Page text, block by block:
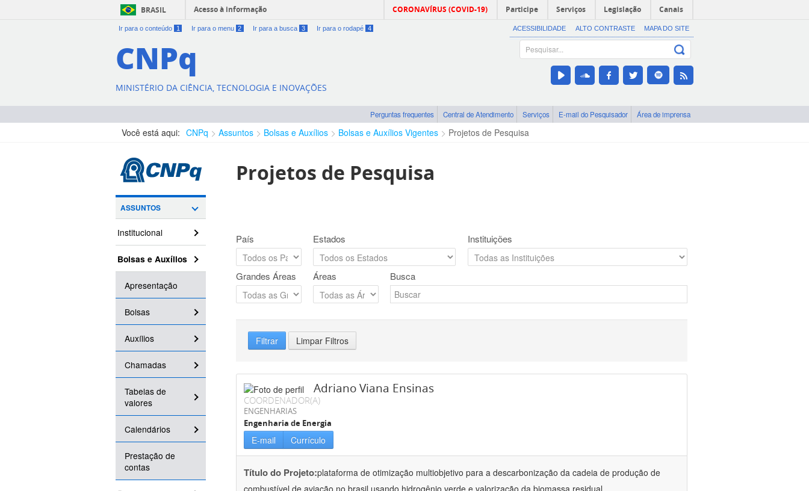
BRASIL Acesso à informação CORONAVÍRUS (COVID-19) Participe Serviços Legislação Canais
Ir para o conteúdo 1 Ir para o menu 2 Ir para a busca 3 Ir para o rodapé 4 ACESSIBILIDADE ALTO CONTRASTE MAPA DO SITE
CNPq
MINISTÉRIO DA CIÊNCIA, TECNOLOGIA E INOVAÇÕES
Perguntas frequentes Central de Atendimento Serviços E-mail do Pesquisador Área de imprensa
Você está aqui: CNPq Assuntos Bolsas e Auxílios Bolsas e Auxílios Vigentes Projetos de Pesquisa
ASSUNTOS
Institucional
Bolsas e Auxílios
Apresentação
Bolsas
Auxílios
Chamadas
Tabelas de
valores
Calendários
Prestação de
contas
Projetos de Pesquisa
País Estados Instituições
Grandes Áreas Áreas Busca
Filtrar Limpar Filtros
Adriano Viana Ensinas
COORDENADOR(A)
ENGENHARIAS
Engenharia de Energia
E-mail Currículo
Título do Projeto:plataforma de otimização multiobjetivo para a descarbonização da cadeia de produção de